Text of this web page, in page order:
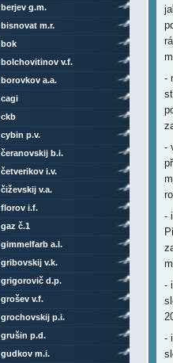
-
-
-
-
-
berjev g.m.
bisnovat m.r.
bok
bolchovitinov v.f.
borovkov a.a.
cagi
ckb
cybin p.v.
čeranovskij b.i.
četverikov i.v.
čiževskij v.a.
florov i.f.
gaz č.1
gimmelfarb a.l.
gribovskij v.k.
grigorovič d.p.
grošev v.f.
grochovskij p.i.
grušin p.d.
gudkov m.i.